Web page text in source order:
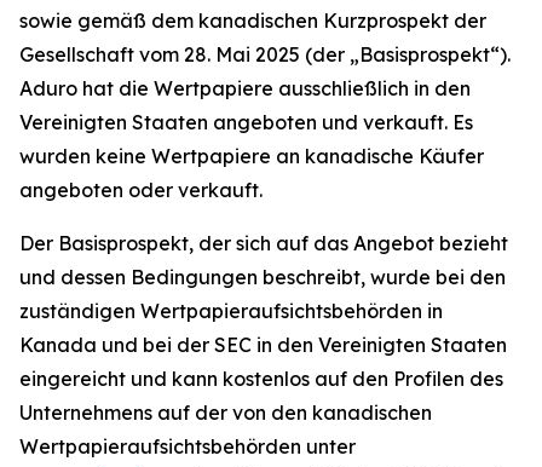
sowie gemäß dem kanadischen Kurzprospekt der
Gesellschaft vom 28. Mai 2025 (der „Basisprospekt“).
Aduro hat die Wertpapiere ausschließlich in den
Vereinigten Staaten angeboten und verkauft. Es
wurden keine Wertpapiere an kanadische Käufer
angeboten oder verkauft.
Der Basisprospekt, der sich auf das Angebot bezieht
und dessen Bedingungen beschreibt, wurde bei den
zuständigen Wertpapieraufsichtsbehörden in
Kanada und bei der SEC in den Vereinigten Staaten
eingereicht und kann kostenlos auf den Profilen des
Unternehmens auf der von den kanadischen
Wertpapieraufsichtsbehörden unter